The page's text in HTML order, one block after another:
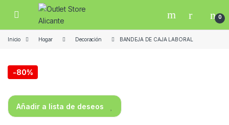
Skip to navigation
Skip to content
Open 0
Inicio Hogar Decoración BANDEJA DE CAJA LABORAL
-80%
Añadir a lista de deseos